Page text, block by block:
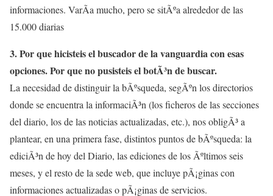
informaciones. VarÃ­a mucho, pero se sitÃºa alrededor de las
15.000 diarias
3. Por que hicisteis el buscador de la vanguardia con esas
opciones. Por que no pusisteis el botÃ³n de buscar.
La necesidad de distinguir la bÃºsqueda, segÃºn los directorios
donde se encuentra la informaciÃ³n (los ficheros de las secciones
del diario, los de las noticias actualizadas, etc.), nos obligÃ³ a
plantear, en una primera fase, distintos puntos de bÃºsqueda: la
ediciÃ³n de hoy del Diario, las ediciones de los Ãºltimos seis
meses, y el resto de la sede web, que incluye pÃ¡ginas con
informaciones actualizadas o pÃ¡ginas de servicios.